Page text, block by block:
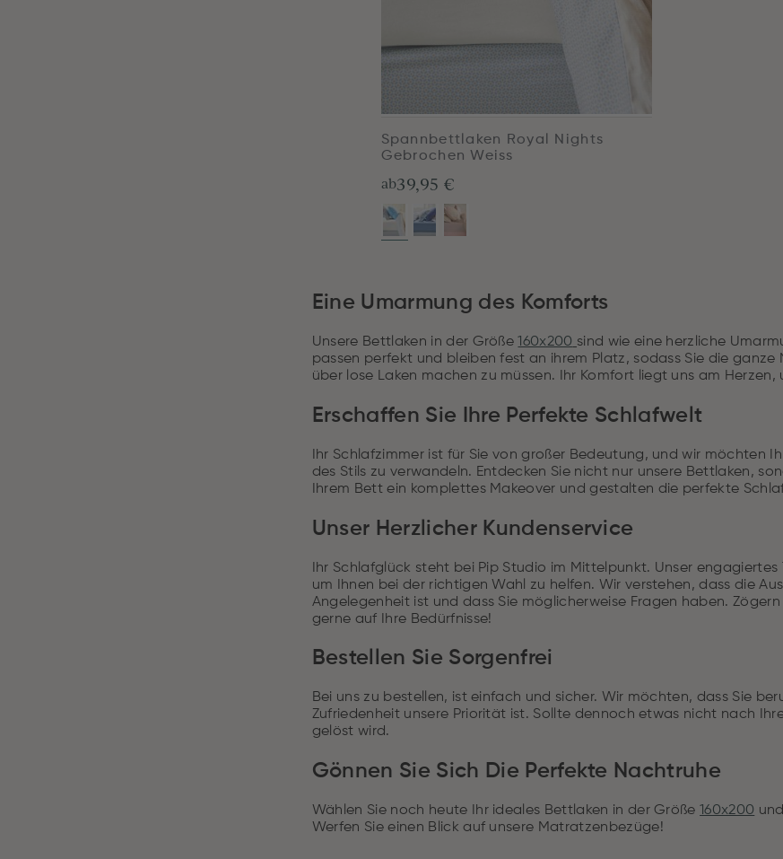
Spannbettlaken Royal Nights
Gebrochen Weiss
ab39,95 €
Eine Umarmung des Komforts
Unsere Bettlaken in der Größe160x200 sind wie eine herzliche
passen perfekt und bleiben fest an ihrem Platz, sodass Sie die
über lose Laken machen zu müssen. Ihr Komfort liegt uns am
Erschaffen Sie Ihre Perfekte Schlafwelt
Ihr Schlafzimmer ist für Sie von großer Bedeutung, und wir möchten
des Stils zu verwandeln. Entdecken Sie nicht nur unsere Bettlaken,
Ihrem Bett ein komplettes Makeover und gestalten die perfekte
Unser Herzlicher Kundenservice
Ihr Schlafglück steht bei Pip Studio im Mittelpunkt. Unser
um Ihnen bei der richtigen Wahl zu helfen. Wir verstehen, dass die
Angelegenheit ist und dass Sie möglicherweise Fragen haben.
gerne auf Ihre Bedürfnisse!
Bestellen Sie Sorgenfrei
Bei uns zu bestellen, ist einfach und sicher. Wir möchten, dass Sie
Zufriedenheit unsere Priorität ist. Sollte dennoch etwas nicht nach
gelöst wird.
Gönnen Sie Sich Die Perfekte Nachtruhe
Wählen Sie noch heute Ihr ideales Bettlaken in der Größe160x200
Werfen Sie einen Blick auf unsere Matratzenbezüge!